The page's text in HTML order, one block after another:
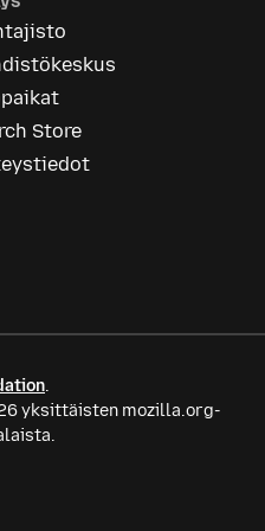
Store
.
yksittäisten mozilla.org-